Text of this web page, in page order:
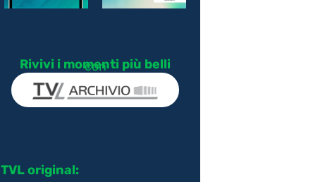
Rivivi i momenti più belli
con
TVL original: